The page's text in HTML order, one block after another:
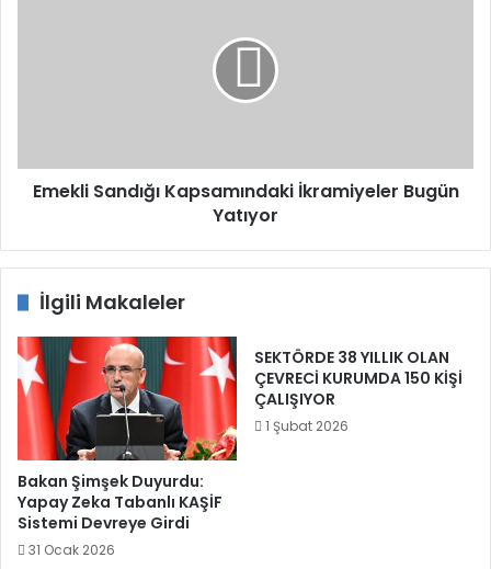
Emekli Sandığı Kapsamındaki İkramiyeler Bugün
Yatıyor
İlgili Makaleler
Bakan Şimşek Duyurdu:
Yapay Zeka Tabanlı KAŞİF
Sistemi Devreye Girdi
31 Ocak 2026
SEKTÖRDE 38 YILLIK OLAN
ÇEVRECİ KURUMDA 150 KİŞİ
ÇALIŞIYOR
1 Şubat 2026